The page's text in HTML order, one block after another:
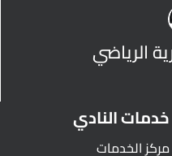
الرياضي
خدمات النادي
مركز الخدمات